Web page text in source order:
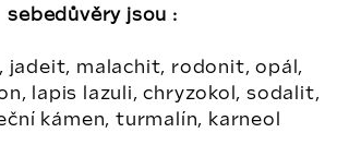
sebedůvěry jsou :
jadeit, malachit, rodonit, opál,
lapis lazuli, chryzokol, sodalit,
kámen, turmalín, karneol